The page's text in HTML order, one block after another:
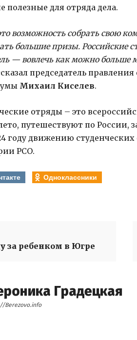
полезные для отряда дела.
возможность собрать свою
большие призы. Российские
— вовлечь как можно
председатель
Михаил Киселев.
отряды – это
путешествуют по России,
году движению студенческих
РСО.
Одноклассники
за ребенком в Югре
Градецкая
Berezovo.info